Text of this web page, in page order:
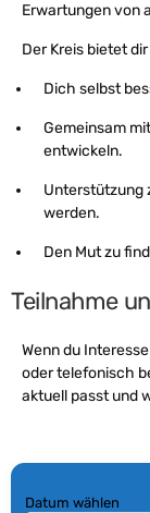
Erwartungen von
Der Kreis bietet
Dich selbst
Gemeinsam
entwickeln.
Unterstützung
werden.
Den Mut zu
Teilnahme
Wenn du
oder telefonisch
aktuell passt und
Datum wählen